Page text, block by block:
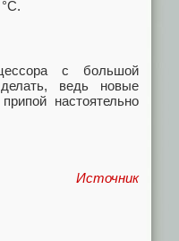
с большой
ведь новые
настоятельно
Источник